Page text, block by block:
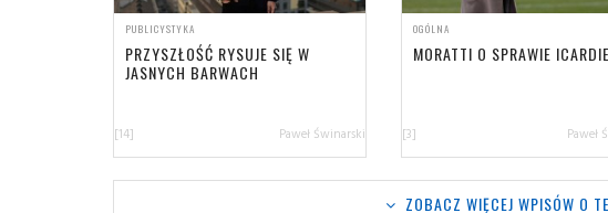
PUBLICYSTYKA
PRZYSZŁOŚĆ RYSUJE SIĘ W
JASNYCH BARWACH
[14] Paweł Świnarski
OGÓLNA
MORATTI O SPRAWIE
[3] Paweł
ZOBACZ WIĘCEJ WPISÓW O